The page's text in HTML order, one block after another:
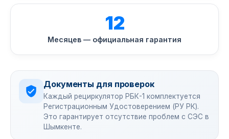
12
Месяцев — официальная гарантия
Документы для проверок
Каждый рециркулятор РБК-1 комплектуется
Регистрационным Удостоверением (РУ РК).
Это гарантирует отсутствие проблем с СЭС в
Шымкенте.